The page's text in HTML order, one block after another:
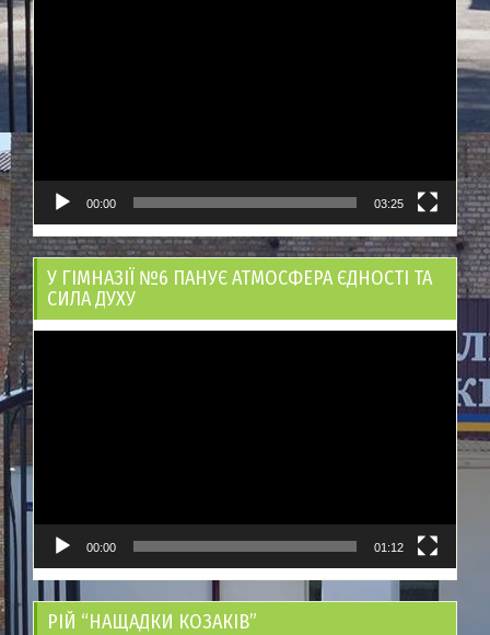
00:00 03:25
У ГІМНАЗІЇ №6 ПАНУЄ АТМОСФЕРА ЄДНОСТІ ТА
СИЛА ДУХУ
00:00 01:12
РІЙ “НАЩАДКИ КОЗАКІВ”